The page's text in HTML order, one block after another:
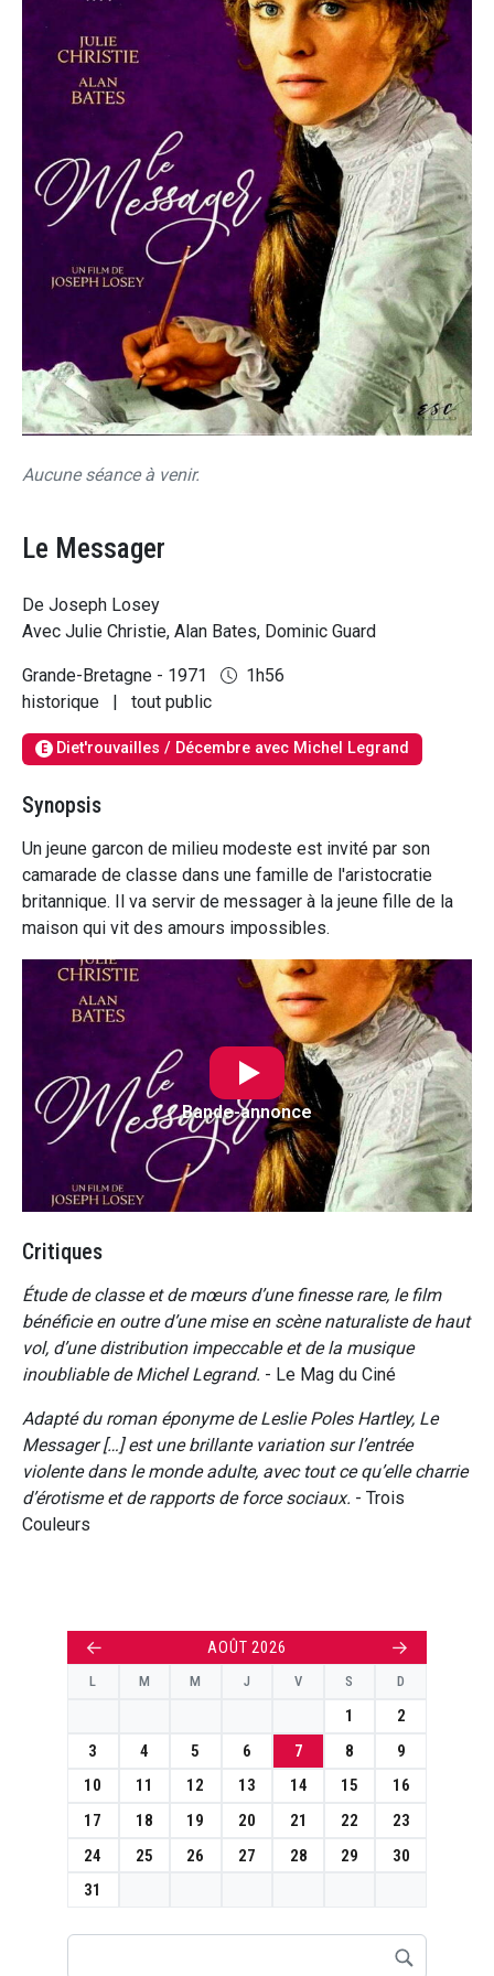
Aucune séance à venir.
Le Messager
De Joseph Losey
Avec Julie Christie, Alan Bates, Dominic Guard
Grande-Bretagne - 1971
1h56
historique
| tout public
E Diet'rouvailles / Décembre avec Michel Legrand
Synopsis
Un jeune garcon de milieu modeste est invité par son
camarade de classe dans une famille de l'aristocratie
britannique. Il va servir de messager à la jeune fille de la
maison qui vit des amours impossibles.
Bande-annonce
Critiques
Étude de classe et de mœurs d’une finesse rare, le film
bénéficie en outre d’une mise en scène naturaliste de haut
vol, d’une distribution impeccable et de la musique
inoubliable de Michel Legrand. - Le Mag du Ciné
Adapté du roman éponyme de Leslie Poles Hartley, Le
Messager […] est une brillante variation sur l’entrée
violente dans le monde adulte, avec tout ce qu’elle charrie
d’érotisme et de rapports de force sociaux. - Trois
Couleurs
← AOÛT 2026 →
L M M J V S D
1
2
3
4 5 6 7 8
9
10
11 12 13 14 15
16
17
18 19 20 21 22
23
24
25 26 27 28 29
30
31